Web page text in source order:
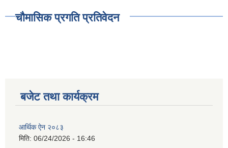
चौमासिक प्रगति प्रतिवेदन
बजेट तथा कार्यक्रम
आर्थिक ऐन २०८३
मिति: 06/24/2026 - 16:46